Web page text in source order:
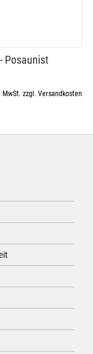
Posaunist
MwSt. zzgl. Versandkosten